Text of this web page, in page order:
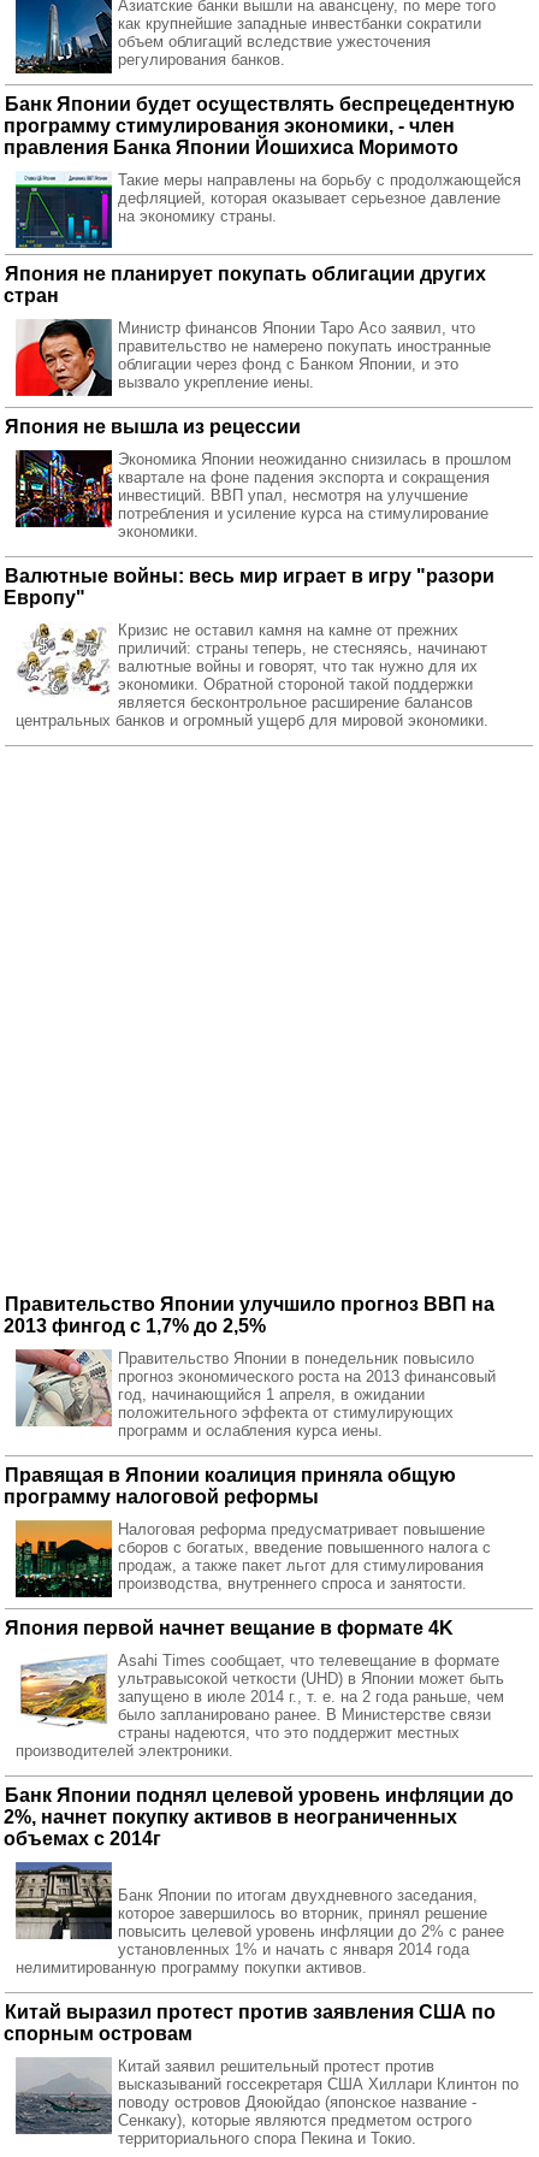
Азиатские банки вышли на авансцену, по мере того
как крупнейшие западные инвестбанки сократили
объем облигаций вследствие ужесточения
регулирования банков.
Банк Японии будет осуществлять беспрецедентную
программу стимулирования экономики, - член
правления Банка Японии Йошихиса Моримото
Такие меры направлены на борьбу с продолжающейся
дефляцией, которая оказывает серьезное давление
на экономику страны.
Япония не планирует покупать облигации других
стран
Министр финансов Японии Таро Асо заявил, что
правительство не намерено покупать иностранные
облигации через фонд с Банком Японии, и это
вызвало укрепление иены.
Япония не вышла из рецессии
Экономика Японии неожиданно снизилась в прошлом
квартале на фоне падения экспорта и сокращения
инвестиций. ВВП упал, несмотря на улучшение
потребления и усиление курса на стимулирование
экономики.
Валютные войны: весь мир играет в игру "разори
Европу"
Кризис не оставил камня на камне от прежних
приличий: страны теперь, не стесняясь, начинают
валютные войны и говорят, что так нужно для их
экономики. Обратной стороной такой поддержки
является бесконтрольное расширение балансов
центральных банков и огромный ущерб для мировой экономики.
Правительство Японии улучшило прогноз ВВП на
2013 фингод с 1,7% до 2,5%
Правительство Японии в понедельник повысило
прогноз экономического роста на 2013 финансовый
год, начинающийся 1 апреля, в ожидании
положительного эффекта от стимулирующих
программ и ослабления курса иены.
Правящая в Японии коалиция приняла общую
программу налоговой реформы
Налоговая реформа предусматривает повышение
сборов с богатых, введение повышенного налога с
продаж, а также пакет льгот для стимулирования
производства, внутреннего спроса и занятости.
Япония первой начнет вещание в формате 4K
Asahi Times сообщает, что телевещание в формате
ультравысокой четкости (UHD) в Японии может быть
запущено в июле 2014 г., т. е. на 2 года раньше, чем
было запланировано ранее. В Министерстве связи
страны надеются, что это поддержит местных
производителей электроники.
Банк Японии поднял целевой уровень инфляции до
2%, начнет покупку активов в неограниченных
объемах с 2014г
Банк Японии по итогам двухдневного заседания,
которое завершилось во вторник, принял решение
повысить целевой уровень инфляции до 2% с ранее
установленных 1% и начать с января 2014 года
нелимитированную программу покупки активов.
Китай выразил протест против заявления США по
спорным островам
Китай заявил решительный протест против
высказываний госсекретаря США Хиллари Клинтон по
поводу островов Дяоюйдао (японское название -
Сенкаку), которые являются предметом острого
территориального спора Пекина и Токио.